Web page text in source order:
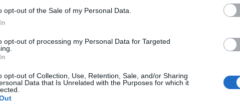
opt-out of the Sale of my Personal Data.
opt-out of processing my Personal Data for Targeted
opt-out of Collection, Use, Retention, Sale, and/or Sharing
Data that Is Unrelated with the Purposes for which it